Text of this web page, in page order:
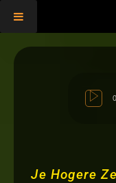
Je Hogere